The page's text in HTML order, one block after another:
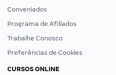
Conveniados
Programa de Afiliados
Trabalhe Conosco
Preferências de Cookies
CURSOS ONLINE